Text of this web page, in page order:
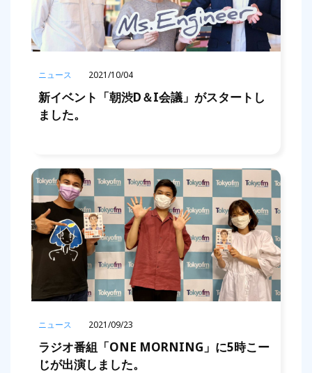
ニュース 2021/10/04
新イベント「朝渋D＆I会議」がスタートし
ました。
ニュース 2021/09/23
ラジオ番組「ONE MORNING」に5時こー
じが出演しました。